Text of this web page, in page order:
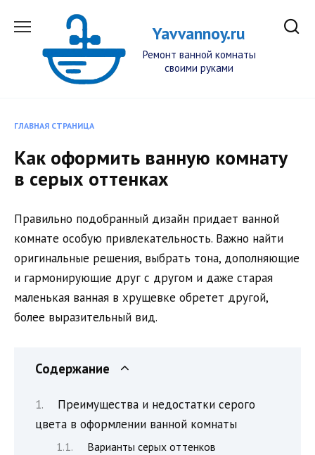
Yavvannoy.ru
Ремонт ванной комнаты
своими руками
ГЛАВНАЯ СТРАНИЦА
Как оформить ванную комнату
в серых оттенках
Правильно подобранный дизайн придает ванной
комнате особую привлекательность. Важно найти
оригинальные решения, выбрать тона, дополняющие
и гармонирующие друг с другом и даже старая
маленькая ванная в хрущевке обретет другой,
более выразительный вид.
Содержание
Преимущества и недостатки серого
цвета в оформлении ванной комнаты
Варианты серых оттенков